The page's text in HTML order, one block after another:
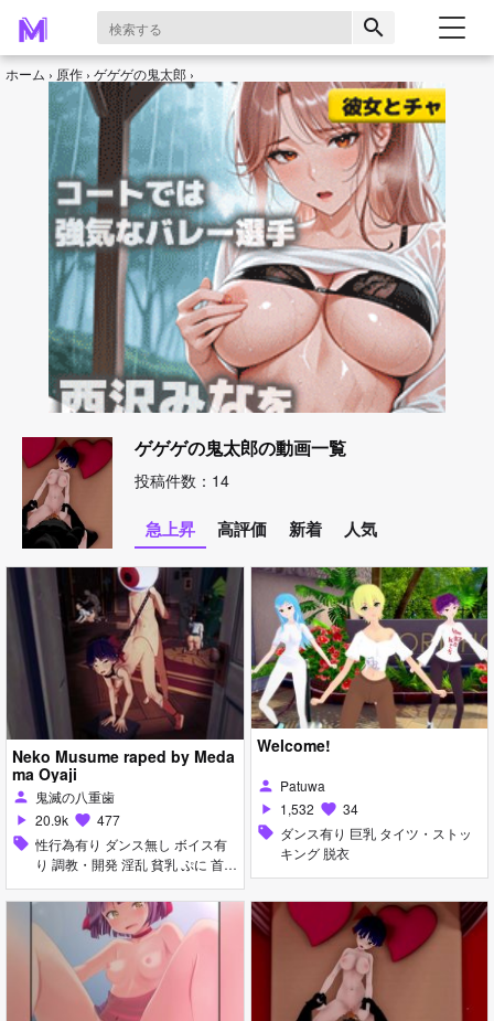
search
ホーム 原作 ゲゲゲの鬼太郎
ゲゲゲの鬼太郎の動画一覧
投稿件数：14
急上昇 高評価 新着 人気
Neko Musume raped by Meda
ma Oyaji
person 鬼滅の八重歯
play_arrow 20.9k favorite 477
sell 性行為有り ダンス無し ボイス有
り 調教・開発 淫乱 貧乳 ぷに 首
Welcome!
person Patuwa
play_arrow 1,532 favorite 34
sell ダンス有り 巨乳 タイツ・ストッ
キング 脱衣